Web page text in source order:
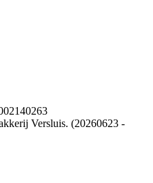
Versluis. (20260623 -